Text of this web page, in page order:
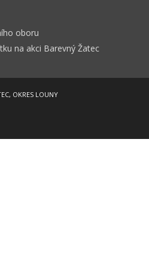
oboru
na akci Barevný Žatec
OKRES LOUNY